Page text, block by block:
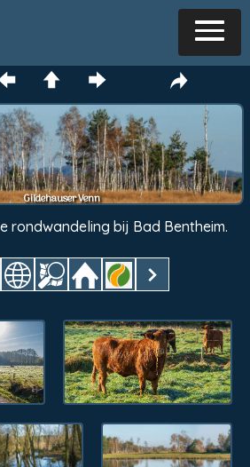
Gildehauser Venn
rondwandeling bij Bad Bentheim.